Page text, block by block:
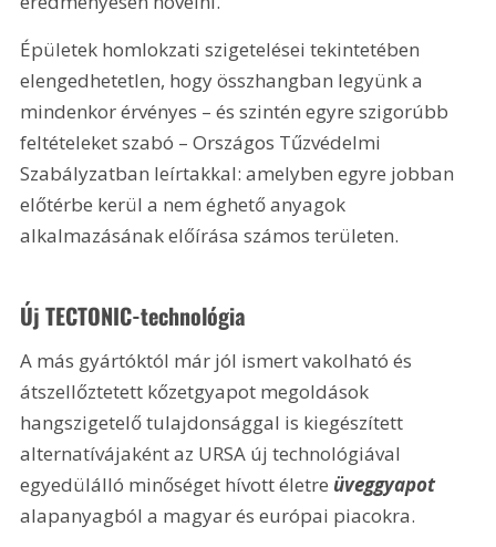
Épületek homlokzati szigetelései tekintetében
elengedhetetlen, hogy összhangban legyünk a
mindenkor érvényes – és szintén egyre szigorúbb
feltételeket szabó – Országos Tűzvédelmi
Szabályzatban leírtakkal: amelyben egyre jobban
előtérbe kerül a nem éghető anyagok
alkalmazásának előírása számos területen.
Új TECTONIC-technológia
A más gyártóktól már jól ismert vakolható és
átszellőztetett kőzetgyapot megoldások
hangszigetelő tulajdonsággal is kiegészített
alternatívájaként az URSA új technológiával
egyedülálló minőséget hívott életre üveggyapot
alapanyagból a magyar és európai piacokra.